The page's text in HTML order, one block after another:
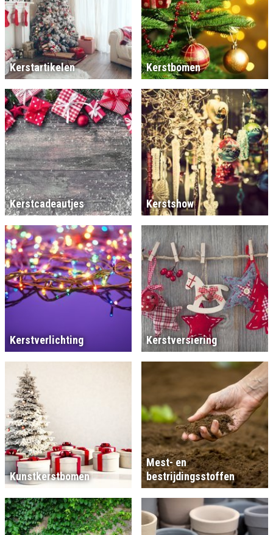
Kerstartikelen Kerstbomen
Kerstcadeautjes Kerstshow
Kerstverlichting Kerstversiering
Kunstkerstbomen
Mest- en
bestrijdingsstoffen